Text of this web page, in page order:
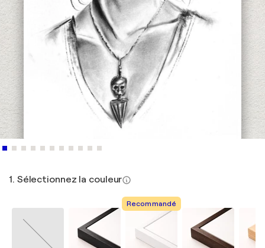
1. Sélectionnez la couleur
Recommandé